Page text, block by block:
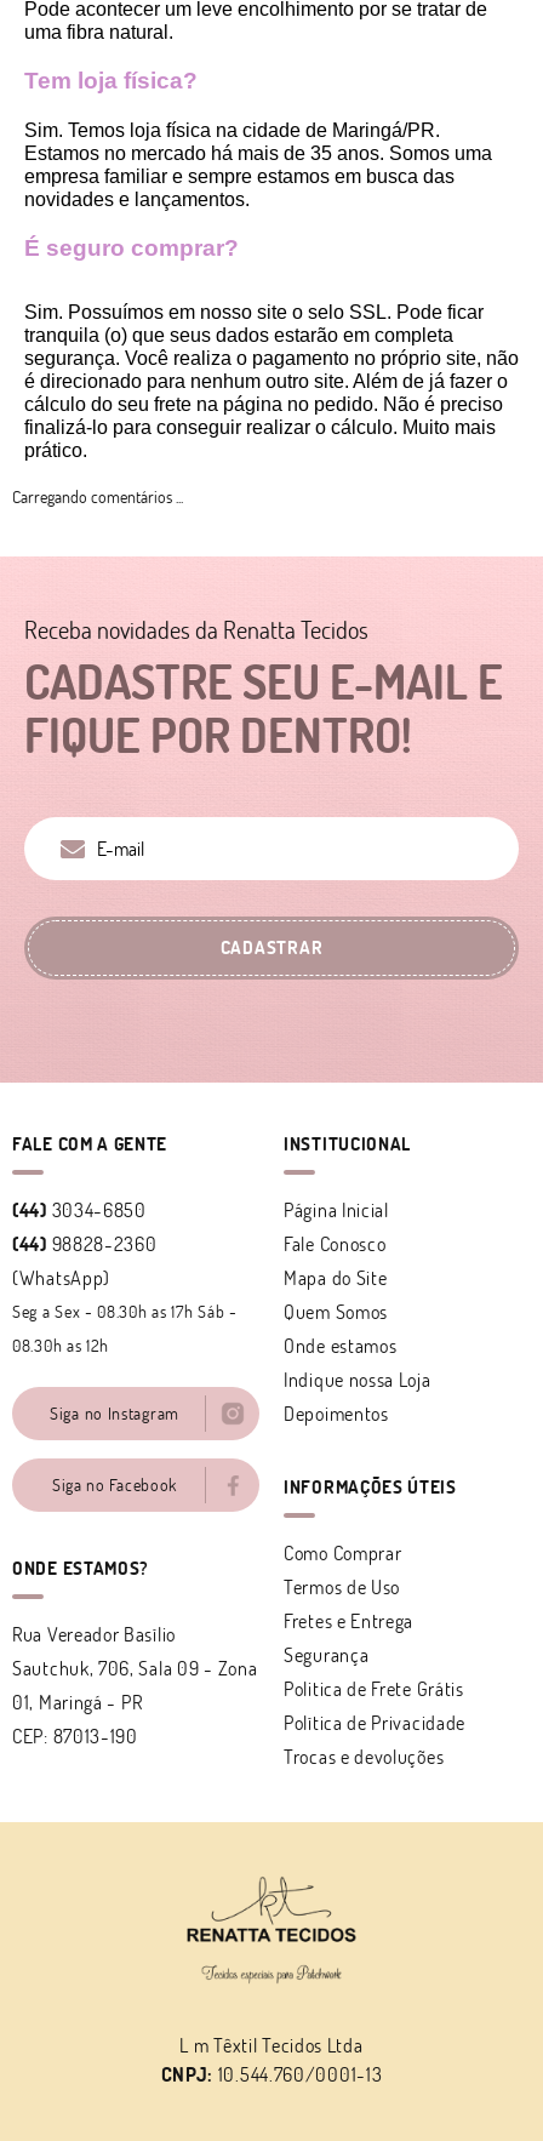
Pode acontecer um leve encolhimento por se tratar de
uma fibra natural.
Tem loja física?
Sim. Temos loja física na cidade de Maringá/PR.
Estamos no mercado há mais de 35 anos. Somos uma
empresa familiar e sempre estamos em busca das
novidades e lançamentos.
É seguro comprar?
Sim. Possuímos em nosso site o selo SSL. Pode ficar
tranquila (o) que seus dados estarão em completa
segurança. Você realiza o pagamento no próprio site, não
é direcionado para nenhum outro site. Além de já fazer o
cálculo do seu frete na página no pedido. Não é preciso
finalizá-lo para conseguir realizar o cálculo. Muito mais
prático.
Carregando comentários ...
CADASTRE SEU E-MAIL E
FIQUE POR DENTRO!
Receba novidades da Renatta Tecidos
CADASTRAR
FALE COM A GENTE
(44) 3034-6850
(44) 98828-2360
(WhatsApp)
Seg a Sex - 08.30h as 17h Sáb -
08.30h as 12h
Siga no Instagram
Siga no Facebook
ONDE ESTAMOS?
Rua Vereador Basílio
Sautchuk, 706, Sala 09 - Zona
01, Maringá - PR
CEP: 87013-190
INSTITUCIONAL
Página Inicial
Fale Conosco
Mapa do Site
Quem Somos
Onde estamos
Indique nossa Loja
Depoimentos
INFORMAÇÕES ÚTEIS
Como Comprar
Termos de Uso
Fretes e Entrega
Segurança
Politica de Frete Grátis
Política de Privacidade
Trocas e devoluções
L m Têxtil Tecidos Ltda
CNPJ: 10.544.760/0001-13